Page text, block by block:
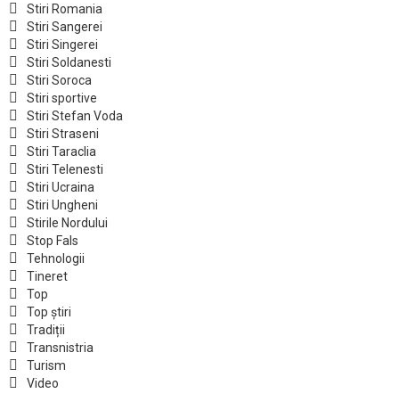
Stiri Romania
Stiri Sangerei
Stiri Singerei
Stiri Soldanesti
Stiri Soroca
Stiri sportive
Stiri Stefan Voda
Stiri Straseni
Stiri Taraclia
Stiri Telenesti
Stiri Ucraina
Stiri Ungheni
Stirile Nordului
Stop Fals
Tehnologii
Tineret
Top
Top știri
Tradiții
Transnistria
Turism
Video